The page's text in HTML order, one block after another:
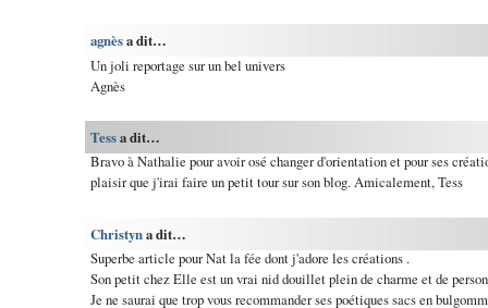
agnèsa dit…
Un joli reportage sur un bel univers
Agnès
Tessa dit…
Bravo à Nathalie pour avoir osé changer d'orientation et pour ses
plaisir que j'irai faire un petit tour sur son blog. Amicalement, Tess
Christyna dit…
Superbe article pour Nat la fée dont j'adore les créations .
Son petit chez Elle est un vrai nid douillet plein de charme et de
Je ne saurai que trop vous recommander ses poétiques sacs en